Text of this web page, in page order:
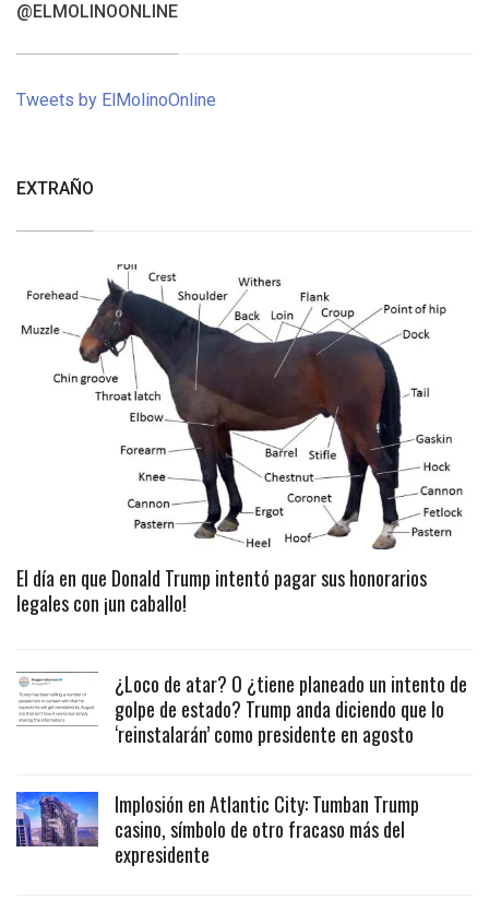
@ELMOLINOONLINE
Tweets by ElMolinoOnline
EXTRAÑO
El día en que Donald Trump intentó pagar sus honorarios
legales con ¡un caballo!
¿Loco de atar? O ¿tiene planeado un intento de
golpe de estado? Trump anda diciendo que lo
‘reinstalarán’ como presidente en agosto
Implosión en Atlantic City: Tumban Trump
casino, símbolo de otro fracaso más del
expresidente